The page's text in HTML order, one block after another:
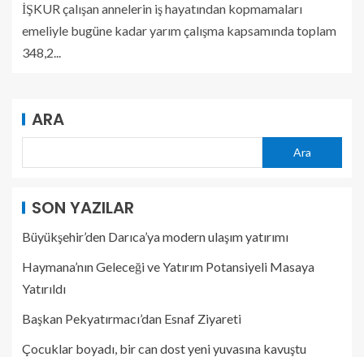
İŞKUR çalışan annelerin iş hayatından kopmamaları
emeliyle bugüne kadar yarım çalışma kapsamında toplam
348,2...
ARA
Ara
SON YAZILAR
Büyükşehir’den Darıca’ya modern ulaşım yatırımı
Haymana’nın Geleceği ve Yatırım Potansiyeli Masaya
Yatırıldı
Başkan Pekyatırmacı’dan Esnaf Ziyareti
Çocuklar boyadı, bir can dost yeni yuvasına kavuştu